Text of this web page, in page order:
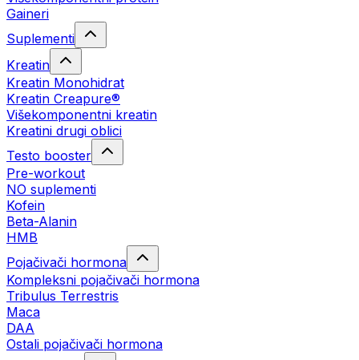
Gaineri
Suplementi
Kreatin
Kreatin Monohidrat
Kreatin Creapure®
Višekomponentni kreatin
Kreatini drugi oblici
Testo booster
Pre-workout
NO suplementi
Kofein
Beta-Alanin
HMB
Pojačivači hormona
Kompleksni pojačivači hormona
Tribulus Terrestris
Maca
DAA
Ostali pojačivači hormona